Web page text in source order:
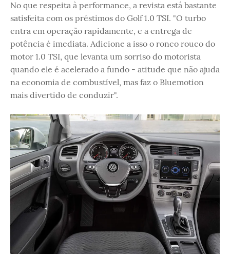
No que respeita à performance, a revista está bastante
satisfeita com os préstimos do Golf 1.0 TSI. "O turbo
entra em operação rapidamente, e a entrega de
potência é imediata. Adicione a isso o ronco rouco do
motor 1.0 TSI, que levanta um sorriso do motorista
quando ele é acelerado a fundo - atitude que não ajuda
na economia de combustível, mas faz o Bluemotion
mais divertido de conduzir".